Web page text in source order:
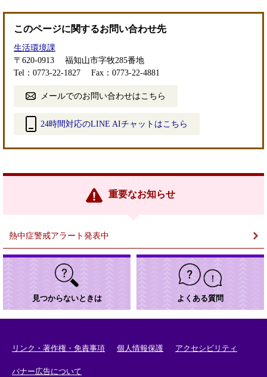
このページに関するお問い合わせ先
生活環境課
〒620-0913
福知山市字牧285番地
Tel：0773-22-1827
Fax：0773-22-4881
メールでのお問い合わせはこちら
24時間対応のLINE AIチャットはこちら
リ
重要なお知らせ
熱中症警戒アラート発表中
見つからないときは よくある質問
リンク・著作権・免責事項 個人情報保護 アクセシビリティ
バナー広告について